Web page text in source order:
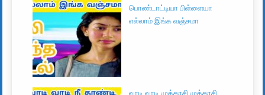
பொண்டாட்டியா பிள்ளையா
எல்லாம் இங்க வஞ்சமா
வாடி வாடி முத்தரசி முத்தரசி